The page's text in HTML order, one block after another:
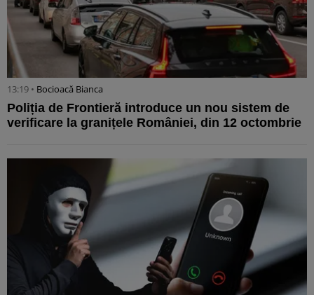
13:19 • Bocioacă Bianca
Poliția de Frontieră introduce un nou sistem de
verificare la granițele României, din 12 octombrie